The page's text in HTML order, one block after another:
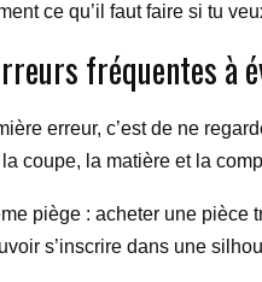
ce qu’il faut faire si tu
fréquentes à
erreur, c’est de ne
coupe, la matière et la
piège : acheter une pièce
s’inscrire dans une